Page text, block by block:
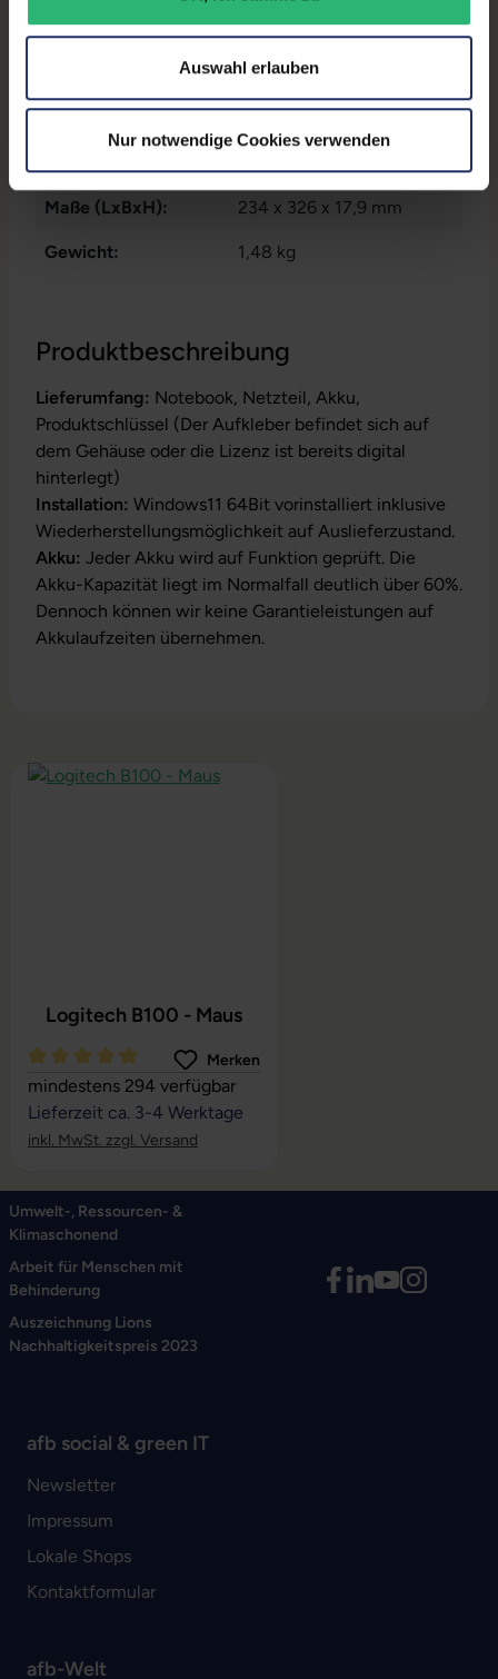
Auswahl erlauben
Nur notwendige Cookies verwenden
Produktbeschreibung
Lieferumfang: Notebook, Netzteil, Akku,
Produktschlüssel (Der Aufkleber befindet sich auf
dem Gehäuse oder die Lizenz ist bereits digital
hinterlegt)
Installation: Windows11 64Bit vorinstalliert inklusive
Wiederherstellungsmöglichkeit auf Auslieferzustand.
Akku: Jeder Akku wird auf Funktion geprüft. Die
Akku-Kapazität liegt im Normalfall deutlich über 60%.
Dennoch können wir keine Garantieleistungen auf
Akkulaufzeiten übernehmen.
Maße (LxBxH): 234 x 326 x 17,9 mm
Gewicht: 1,48 kg
Produktgalerie überspringen
Logitech B100 - Maus
Durchschnittliche Bewertung von 5 von 5 Sternen
Merken
mindestens 294 verfügbar
Lieferzeit ca. 3-4 Werktage
inkl. MwSt. zzgl. Versand
Umwelt-, Ressourcen- &
Klimaschonend
Arbeit für Menschen mit
Behinderung
Auszeichnung Lions
Nachhaltigkeitspreis 2023
afb social & green IT
Newsletter
Impressum
Lokale Shops
Kontaktformular
afb-Welt